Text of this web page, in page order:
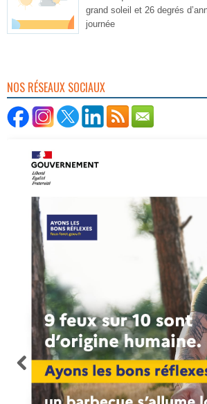
grand soleil et 26 degrés
journée
NOS RÉSEAUX SOCIAUX